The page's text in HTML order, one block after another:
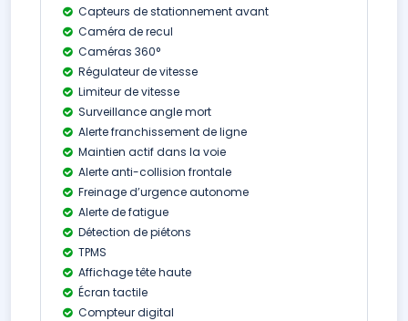
Capteurs de stationnement avant
Caméra de recul
Caméras 360°
Régulateur de vitesse
Limiteur de vitesse
Surveillance angle mort
Alerte franchissement de ligne
Maintien actif dans la voie
Alerte anti-collision frontale
Freinage d’urgence autonome
Alerte de fatigue
Détection de piétons
TPMS
Affichage tête haute
Écran tactile
Compteur digital